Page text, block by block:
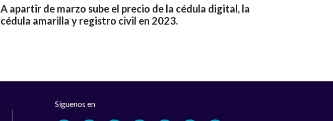
A apartir de marzo sube el precio de la cédula digital, la
cédula amarilla y registro civil en 2023.
Síguenos en